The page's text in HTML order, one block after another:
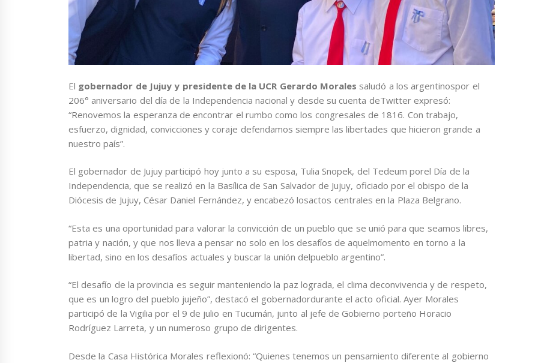
El gobernador de Jujuy y presidente de la UCR Gerardo Morales saludó a los argentinospor el
206° aniversario del día de la Independencia nacional y desde su cuenta deTwitter expresó:
“Renovemos la esperanza de encontrar el rumbo como los congresales de 1816. Con trabajo,
esfuerzo, dignidad, convicciones y coraje defendamos siempre las libertades que hicieron grande a
nuestro país”.
El gobernador de Jujuy participó hoy junto a su esposa, Tulia Snopek, del Tedeum porel Día de la
Independencia, que se realizó en la Basílica de San Salvador de Jujuy, oficiado por el obispo de la
Diócesis de Jujuy, César Daniel Fernández, y encabezó losactos centrales en la Plaza Belgrano.
“Esta es una oportunidad para valorar la convicción de un pueblo que se unió para que seamos libres,
patria y nación, y que nos lleva a pensar no solo en los desafíos de aquelmomento en torno a la
libertad, sino en los desafíos actuales y buscar la unión delpueblo argentino”.
“El desafío de la provincia es seguir manteniendo la paz lograda, el clima deconvivencia y de respeto,
que es un logro del pueblo jujeño”, destacó el gobernadordurante el acto oficial. Ayer Morales
participó de la Vigilia por el 9 de julio en Tucumán, junto al jefe de Gobierno porteño Horacio
Rodríguez Larreta, y un numeroso grupo de dirigentes.
Desde la Casa Histórica Morales reflexionó: “Quienes tenemos un pensamiento diferente al gobierno